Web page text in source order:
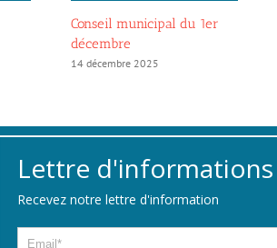
Conseil municipal du 1er
décembre
14 décembre 2025
Lettre d'informations
Recevez notre lettre d'information